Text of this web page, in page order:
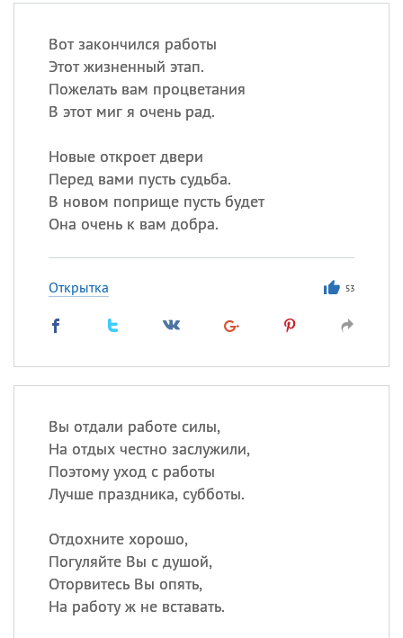
Вот закончился работы
Этот жизненный этап.
Пожелать вам процветания
В этот миг я очень рад.
Новые откроет двери
Перед вами пусть судьба.
В новом поприще пусть будет
Она очень к вам добра.
Открытка 53
Вы отдали работе силы,
На отдых честно заслужили,
Поэтому уход с работы
Лучше праздника, субботы.
Отдохните хорошо,
Погуляйте Вы с душой,
Оторвитесь Вы опять,
На работу ж не вставать.